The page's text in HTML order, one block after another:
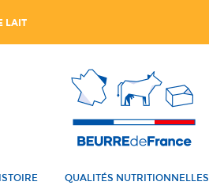
LAIT
QUALITÉS NUTRITIONNELLES